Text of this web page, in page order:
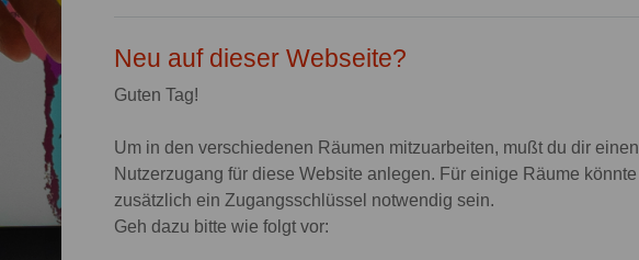
Neu auf dieser Webseite?
Guten Tag!
Um in den verschiedenen Räumen mitzuarbeiten, mußt du dir einen
Nutzerzugang für diese Website anlegen. Für einige Räume könnte
zusätzlich ein Zugangsschlüssel notwendig sein.
Geh dazu bitte wie folgt vor: